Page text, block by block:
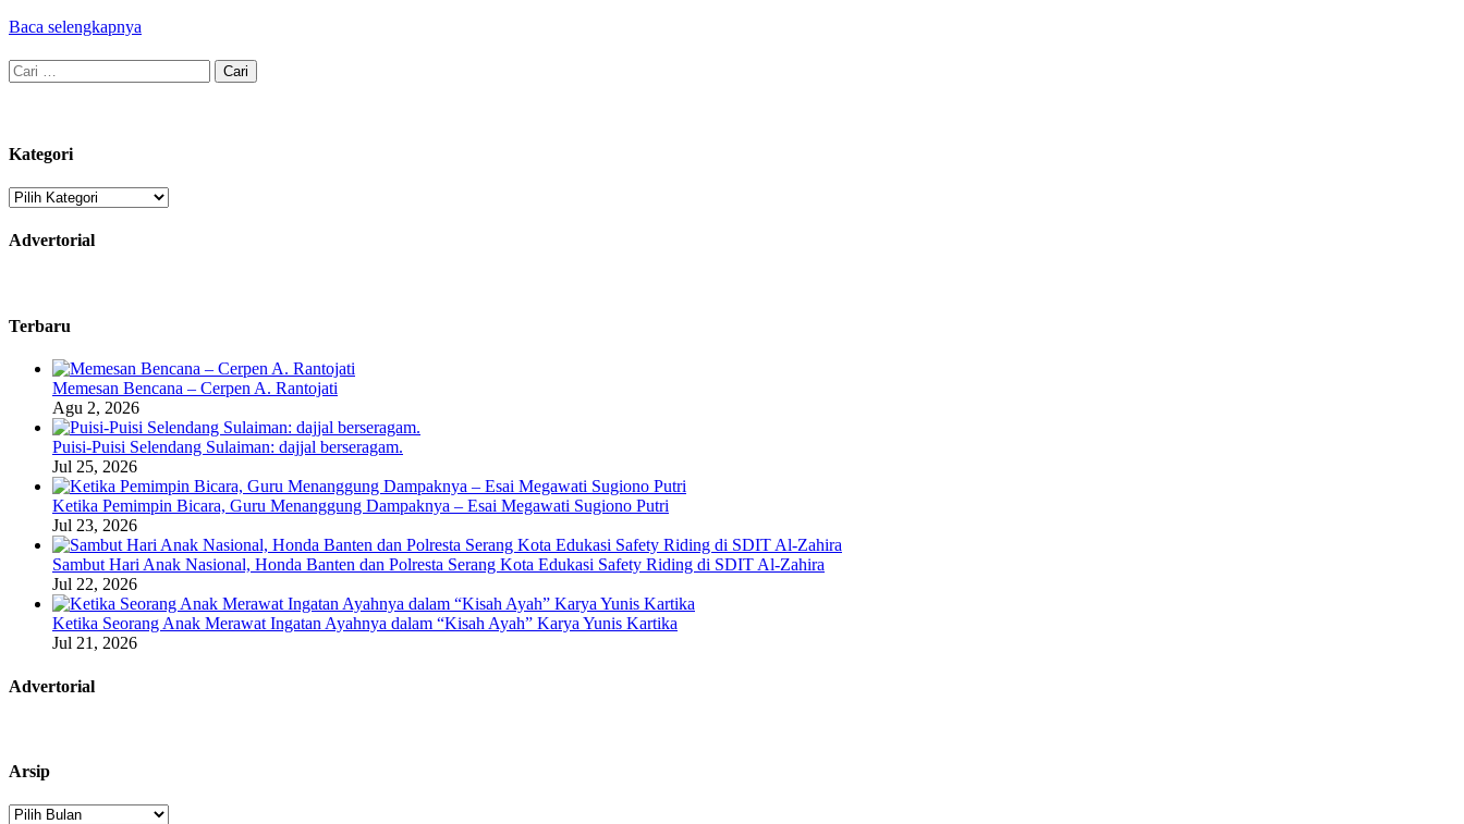
Baca selengkapnya
Cari
untuk:
Kategori
Kategori
Advertorial
Terbaru
Memesan Bencana – Cerpen A. Rantojati
Agu 2, 2026
Puisi-Puisi Selendang Sulaiman: dajjal berseragam.
Jul 25, 2026
Ketika Pemimpin Bicara, Guru Menanggung Dampaknya – Esai Megawati Sugiono Putri
Jul 23, 2026
Sambut Hari Anak Nasional, Honda Banten dan Polresta Serang Kota Edukasi Safety Riding di SDIT Al-Zahira
Jul 22, 2026
Ketika Seorang Anak Merawat Ingatan Ayahnya dalam “Kisah Ayah” Karya Yunis Kartika
Jul 21, 2026
Advertorial
Arsip
Arsip